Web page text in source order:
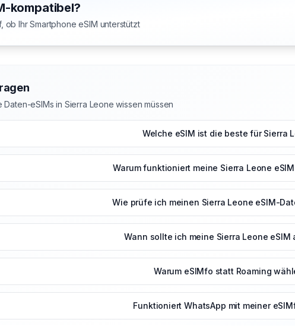
kompatibel?
ob Ihr Smartphone eSIM unterstützt
eSIMs in Sierra Leone wissen müssen
Welche eSIM ist die beste für Sierra
Warum funktioniert meine Sierra Leone
Wie prüfe ich meinen Sierra Leone eSIM-
Wann sollte ich meine Sierra Leone eSIM
Warum eSIMfo statt Roaming
Funktioniert WhatsApp mit meiner